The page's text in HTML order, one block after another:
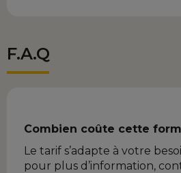
F.A.Q
Combien coûte cette
Le tarif s’adapte à votre
pour plus d’information,